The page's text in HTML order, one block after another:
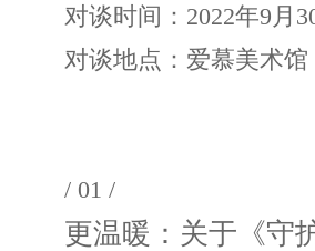
对谈时间：2022年9月
对谈地点：爱慕美术馆
/ 01 /
更温暖：关于《守